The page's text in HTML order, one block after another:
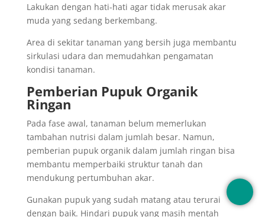
Lakukan dengan hati-hati agar tidak merusak akar
muda yang sedang berkembang.
Area di sekitar tanaman yang bersih juga membantu
sirkulasi udara dan memudahkan pengamatan
kondisi tanaman.
Pemberian Pupuk Organik
Ringan
Pada fase awal, tanaman belum memerlukan
tambahan nutrisi dalam jumlah besar. Namun,
pemberian pupuk organik dalam jumlah ringan bisa
membantu memperbaiki struktur tanah dan
mendukung pertumbuhan akar.
Gunakan pupuk yang sudah matang atau terurai
dengan baik. Hindari pupuk yang masih mentah